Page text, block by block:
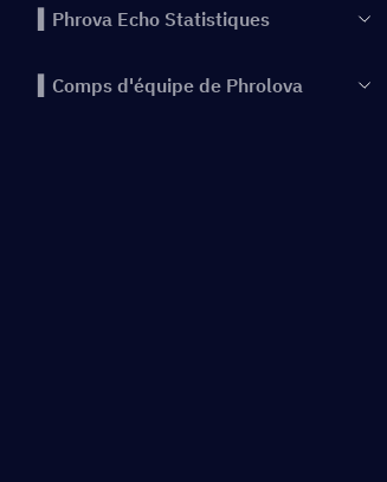
▍Phrova Echo Statistiques
▍Comps d'équipe de Phrolova